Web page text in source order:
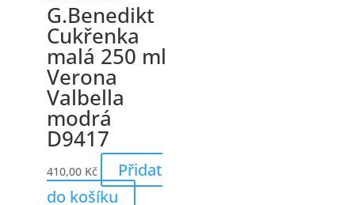
G.Benedikt
Cukřenka
malá 250 ml
Verona
Valbella
modrá
D9417
410,00 Kč
Přidat
do košíku